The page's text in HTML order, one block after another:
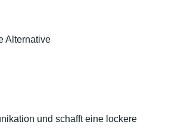
Alternative
und schafft eine lockere